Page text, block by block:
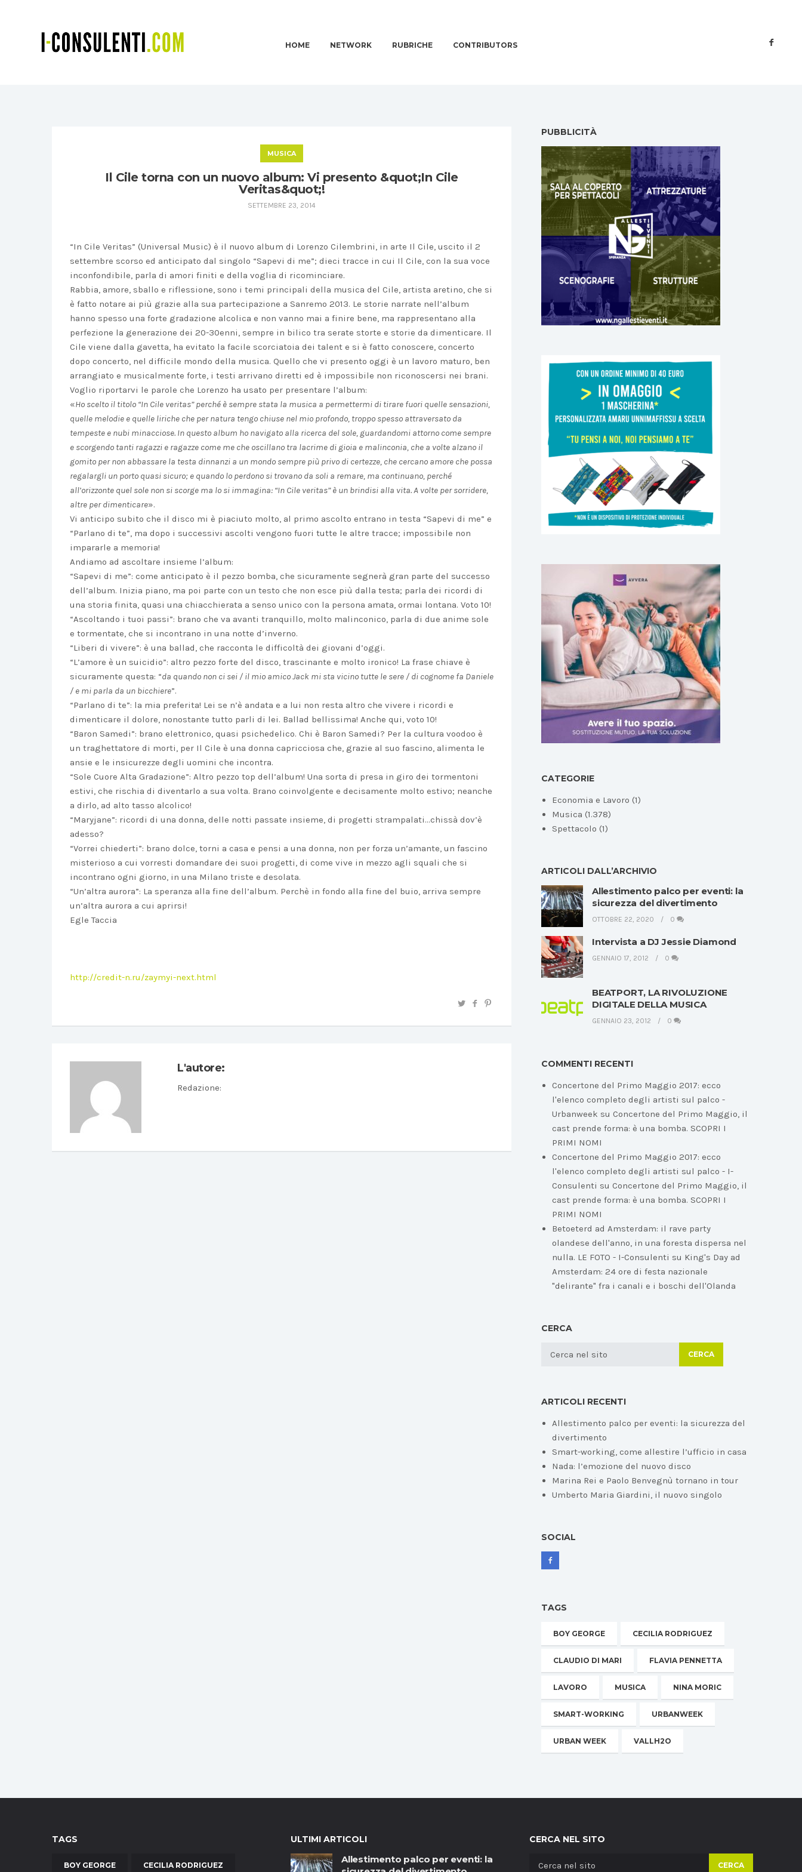
HOME NETWORK RUBRICHE CONTRIBUTORS
MUSICA
Il Cile torna con un nuovo album: Vi presento &quot;In Cile
Veritas&quot;!
SETTEMBRE 23, 2014
“In Cile Veritas” (Universal Music) è il nuovo album di Lorenzo Cilembrini, in arte Il Cile, uscito il 2
settembre scorso ed anticipato dal singolo “Sapevi di me”; dieci tracce in cui Il Cile, con la sua voce
inconfondibile, parla di amori finiti e della voglia di ricominciare.
Rabbia, amore, sballo e riflessione, sono i temi principali della musica del Cile, artista aretino, che si
è fatto notare ai più grazie alla sua partecipazione a Sanremo 2013. Le storie narrate nell’album
hanno spesso una forte gradazione alcolica e non vanno mai a finire bene, ma rappresentano alla
perfezione la generazione dei 20-30enni, sempre in bilico tra serate storte e storie da dimenticare. Il
Cile viene dalla gavetta, ha evitato la facile scorciatoia dei talent e si è fatto conoscere, concerto
dopo concerto, nel difficile mondo della musica. Quello che vi presento oggi è un lavoro maturo, ben
arrangiato e musicalmente forte, i testi arrivano diretti ed è impossibile non riconoscersi nei brani.
Voglio riportarvi le parole che Lorenzo ha usato per presentare l’album:
«Ho scelto il titolo “In Cile veritas” perché è sempre stata la musica a permettermi di tirare fuori quelle sensazioni,
quelle melodie e quelle liriche che per natura tengo chiuse nel mio profondo, troppo spesso attraversato da
tempeste e nubi minacciose. In questo album ho navigato alla ricerca del sole, guardandomi attorno come sempre
e scorgendo tanti ragazzi e ragazze come me che oscillano tra lacrime di gioia e malinconia, che a volte alzano il
gomito per non abbassare la testa dinnanzi a un mondo sempre più privo di certezze, che cercano amore che possa
regalargli un porto quasi sicuro; e quando lo perdono si trovano da soli a remare, ma continuano, perché
all’orizzonte quel sole non si scorge ma lo si immagina: “In Cile veritas” è un brindisi alla vita. A volte per sorridere,
altre per dimenticare».
Vi anticipo subito che il disco mi è piaciuto molto, al primo ascolto entrano in testa “Sapevi di me” e
“Parlano di te”, ma dopo i successivi ascolti vengono fuori tutte le altre tracce; impossibile non
impararle a memoria!
Andiamo ad ascoltare insieme l’album:
“Sapevi di me”: come anticipato è il pezzo bomba, che sicuramente segnerà gran parte del successo
dell’album. Inizia piano, ma poi parte con un testo che non esce più dalla testa; parla dei ricordi di
una storia finita, quasi una chiacchierata a senso unico con la persona amata, ormai lontana. Voto 10!
“Ascoltando i tuoi passi”: brano che va avanti tranquillo, molto malinconico, parla di due anime sole
e tormentate, che si incontrano in una notte d’inverno.
“Liberi di vivere”: è una ballad, che racconta le difficoltà dei giovani d’oggi.
“L’amore è un suicidio”: altro pezzo forte del disco, trascinante e molto ironico! La frase chiave è
sicuramente questa: “da quando non ci sei / il mio amico Jack mi sta vicino tutte le sere / di cognome fa Daniele
/ e mi parla da un bicchiere”.
“Parlano di te”: la mia preferita! Lei se n’è andata e a lui non resta altro che vivere i ricordi e
dimenticare il dolore, nonostante tutto parli di lei. Ballad bellissima! Anche qui, voto 10!
“Baron Samedi”: brano elettronico, quasi psichedelico. Chi è Baron Samedi? Per la cultura voodoo è
un traghettatore di morti, per Il Cile è una donna capricciosa che, grazie al suo fascino, alimenta le
ansie e le insicurezze degli uomini che incontra.
“Sole Cuore Alta Gradazione”: Altro pezzo top dell’album! Una sorta di presa in giro dei tormentoni
estivi, che rischia di diventarlo a sua volta. Brano coinvolgente e decisamente molto estivo; neanche
a dirlo, ad alto tasso alcolico!
“Maryjane”: ricordi di una donna, delle notti passate insieme, di progetti strampalati…chissà dov’è
adesso?
“Vorrei chiederti”: brano dolce, torni a casa e pensi a una donna, non per forza un’amante, un fascino
misterioso a cui vorresti domandare dei suoi progetti, di come vive in mezzo agli squali che si
incontrano ogni giorno, in una Milano triste e desolata.
“Un’altra aurora”: La speranza alla fine dell’album. Perchè in fondo alla fine del buio, arriva sempre
un’altra aurora a cui aprirsi!
Egle Taccia
http://credit-n.ru/zaymyi-next.html
L'autore:
Redazione:
PUBBLICITÀ
CATEGORIE
Economia e Lavoro (1)
Musica (1.378)
Spettacolo (1)
ARTICOLI DALL’ARCHIVIO
Allestimento palco per eventi: la
sicurezza del divertimento
OTTOBRE 22, 2020 0
Intervista a DJ Jessie Diamond
GENNAIO 17, 2012 0
BEATPORT, LA RIVOLUZIONE
DIGITALE DELLA MUSICA
GENNAIO 23, 2012 0
COMMENTI RECENTI
Concertone del Primo Maggio 2017: ecco
l'elenco completo degli artisti sul palco -
Urbanweek su Concertone del Primo Maggio, il
cast prende forma: è una bomba. SCOPRI I
PRIMI NOMI
Concertone del Primo Maggio 2017: ecco
l'elenco completo degli artisti sul palco - I-
Consulenti su Concertone del Primo Maggio, il
cast prende forma: è una bomba. SCOPRI I
PRIMI NOMI
Betoeterd ad Amsterdam: il rave party
olandese dell'anno, in una foresta dispersa nel
nulla. LE FOTO - I-Consulenti su King's Day ad
Amsterdam: 24 ore di festa nazionale
"delirante" fra i canali e i boschi dell'Olanda
CERCA
CERCA
ARTICOLI RECENTI
Allestimento palco per eventi: la sicurezza del
divertimento
Smart-working, come allestire l’ufficio in casa
Nada: l’emozione del nuovo disco
Marina Rei e Paolo Benvegnù tornano in tour
Umberto Maria Giardini, il nuovo singolo
SOCIAL
TAGS
BOY GEORGE CECILIA RODRIGUEZ
CLAUDIO DI MARI FLAVIA PENNETTA
LAVORO MUSICA NINA MORIC
SMART-WORKING URBANWEEK
URBAN WEEK VALLH2O
TAGS
BOY GEORGE CECILIA RODRIGUEZ
ULTIMI ARTICOLI
Allestimento palco per eventi: la
CERCA NEL SITO
CERCA